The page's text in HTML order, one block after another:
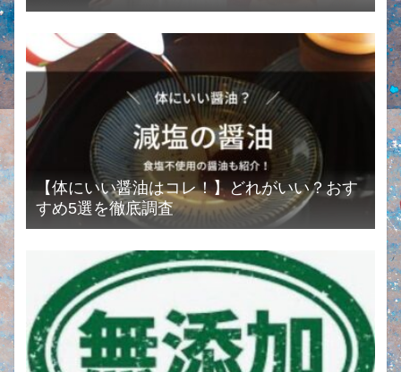
ーまとめ
【体にいい醤油はコレ！】どれがいい？おす
すめ5選を徹底調査